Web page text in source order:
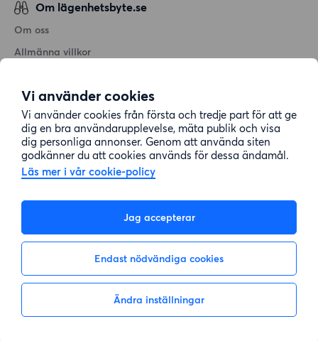
Vi använder cookies
Vi använder cookies från första och tredje part för att ge
dig en bra användarupplevelse, mäta publik och visa
dig personliga annonser. Genom att använda siten
godkänner du att cookies används för dessa ändamål.
Läs mer i vår cookie-policy
Jag accepterar
Endast nödvändiga cookies
Ändra inställningar
Inte intresserad Visa intresse
Om lägenhetsbyte.se
Om oss
Allmänna villkor
Cookiepolicy
Sitemap
Kundtjänst
08-22 00 90
E-post: